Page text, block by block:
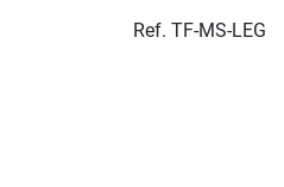
Ref. TF-MS-LEG